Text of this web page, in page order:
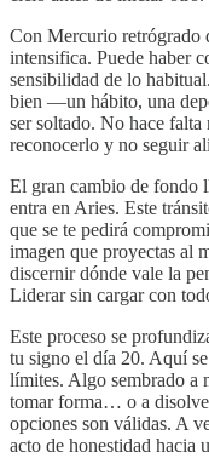
Con Mercurio retrógrado
intensifica. Puede haber
sensibilidad de lo
bien —un hábito, una
ser soltado. No hace falta
reconocerlo y no seguir
El gran cambio de fondo
entra en Aries. Este
que se te pedirá
imagen que proyectas al
discernir dónde vale la
Liderar sin cargar con
Este proceso se
tu signo el día 20. Aquí
límites. Algo sembrado a
tomar forma… o a
opciones son válidas. A
acto de honestidad hacia